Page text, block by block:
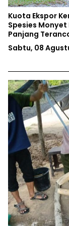
Jadi
Karhutla